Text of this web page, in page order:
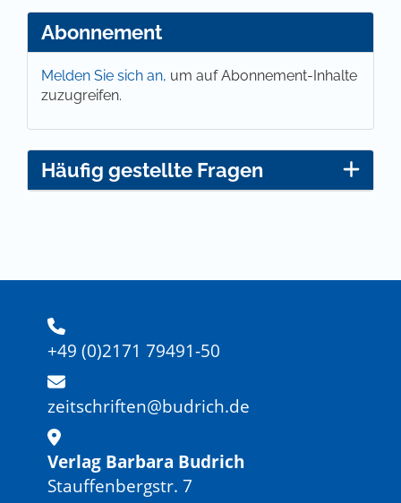
Abonnement
Melden Sie sich an, um auf Abonnement-Inhalte
zuzugreifen.
Häufig gestellte Fragen
+49 (0)2171 79491-50
zeitschriften@budrich.de
Verlag Barbara Budrich
Stauffenbergstr. 7